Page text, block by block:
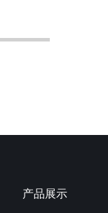
产品展示